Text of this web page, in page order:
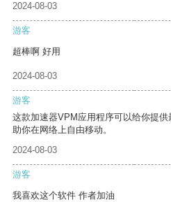
2024-08-03
游客
超棒啊 好用
2024-08-03
游客
这款加速器VPM应用程序可以给你提
助你在网络上自由移动。
2024-08-03
游客
我喜欢这个软件 作者加油